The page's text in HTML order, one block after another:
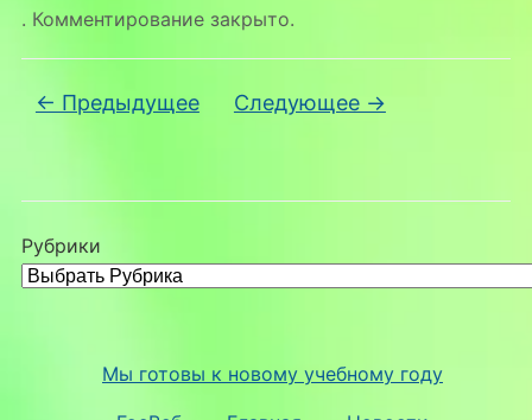
. Комментирование закрыто.
← Предыдущее Следующее →
Рубрики
Мы готовы к новому учебному году